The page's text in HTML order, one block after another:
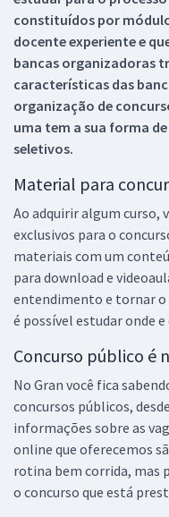
constituídos por
docente experiente e
bancas organizadoras
características das
organização de
uma tem a sua forma
seletivos.
Material para
Ao adquirir algum curso,
exclusivos para o
materiais com um
para download e
entendimento e tornar o
é possível estudar onde e
Concurso público é
No Gran você fica
concursos públicos,
informações sobre as
online que oferecemos
rotina bem corrida, mas
o concurso que está